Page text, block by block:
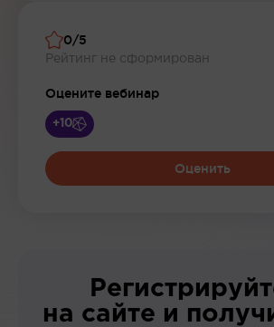
0/5
Рейтинг не сформирован
Оцените вебинар
+10
Оценить
на сайте и